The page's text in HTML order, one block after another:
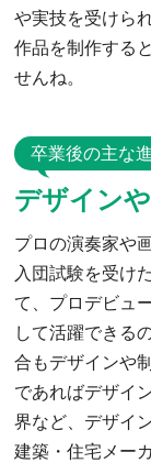
や実技を受けら
作品を制作する
せんね。
卒業後の主な
デザイン
プロの演奏家や
入団試験を受け
て、プロデビュ
して活躍できる
合もデザインや
であればデザイ
界など、デザイ
建築・住宅メー